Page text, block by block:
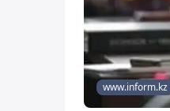
www.inform.kz